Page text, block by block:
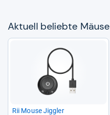
Aktu­ell beliebte Mäuse
Rii Mouse Jigg­ler